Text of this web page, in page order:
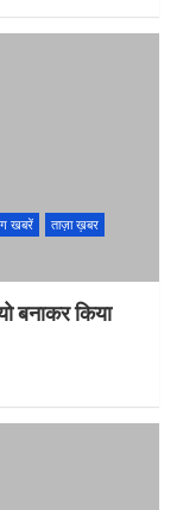
खबरें
ताज़ा ख़बर
बनाकर किया